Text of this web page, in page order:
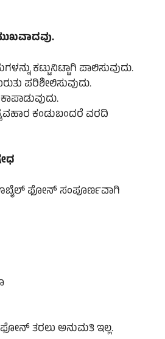
ಕಟ್ಟುನಿಟ್ಟಾಗಿ ಪಾಲಿಸುವುದು.
ಪರಿಶೀಲಿಸುವುದು.
ಕಾಪಾಡುವುದು.
ಕಂಡುಬಂದರೆ ವರದಿ
ಮೊಬೈಲ್ ಫೋನ್ ಸಂಪೂರ್ಣವಾಗಿ
ತರಲು ಅನುಮತಿ ಇಲ್ಲ.